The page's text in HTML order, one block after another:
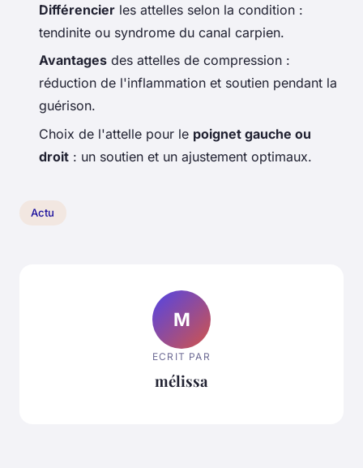
Différencier les attelles selon la condition :
tendinite ou syndrome du canal carpien.
Avantages des attelles de compression :
réduction de l'inflammation et soutien pendant la
guérison.
Choix de l'attelle pour le poignet gauche ou
droit : un soutien et un ajustement optimaux.
Actu
M
ECRIT PAR
mélissa